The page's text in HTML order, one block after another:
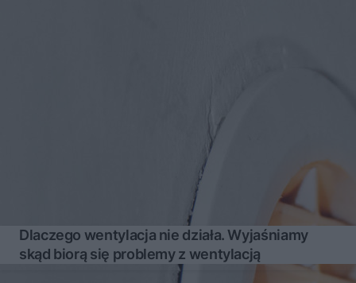
Dlaczego wentylacja nie działa. Wyjaśniamy
skąd biorą się problemy z wentylacją